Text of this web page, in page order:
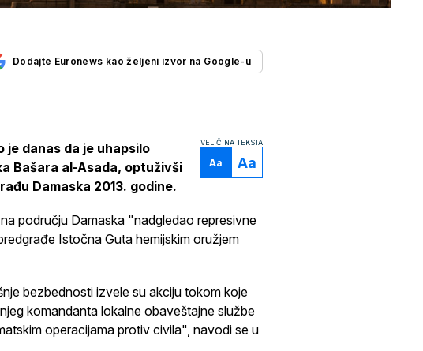
Dodajte Euronews kao željeni izvor na Google-u
VELIČINA TEKSTA
Aa Aa
danas da je uhapsilo
Bašara al-Asada, optuživši
Damaska 2013. godine.
području Damaska "nadgledao represivne
Istočna Guta hemijskim oružjem
bezbednosti izvele su akciju tokom koje
komandanta lokalne obaveštajne službe
operacijama protiv civila", navodi se u